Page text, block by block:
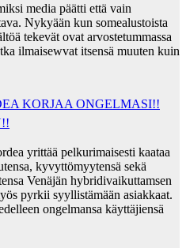
media päätti että vain
Nykyään kun somealustoista
tekevät ovat arvostetummassa
ilmaisewvat itsensä muuten kuin
KORJAA ONGELMASI!!
yrittää pelkurimaisesti kaataa
kyvyttömyytensä sekä
Venäjän hybridivaikuttamsen
pyrkii syyllistämään asiakkaat.
ongelmansa käyttäjiensä